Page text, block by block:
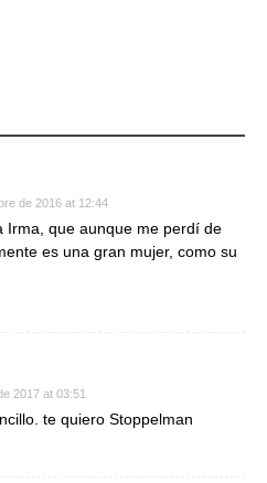
de 2016 at 12:44
Irma, que aunque me perdí de
es una gran mujer, como su
2017 at 03:51
te quiero Stoppelman